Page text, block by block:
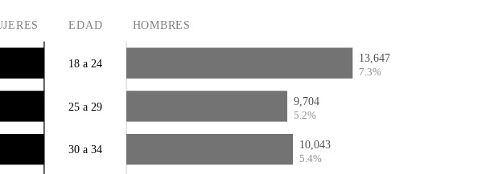
EDAD HOMBRES
13,647
7.3%
18 a 24
9,704
5.2%
25 a 29
10,043
5.4%
30 a 34